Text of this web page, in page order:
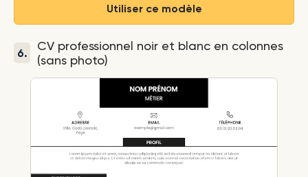
Utiliser ce modèle
6.
CV professionnel noir et blanc en colonnes
(sans photo)